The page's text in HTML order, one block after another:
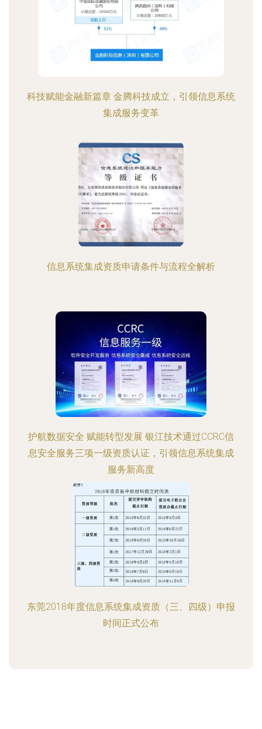
科技赋能金融新篇章 金腾科技成立，引领信息系统
集成服务变革
信息系统集成资质申请条件与流程全解析
护航数据安全 赋能转型发展 银江技术通过CCRC信
息安全服务三项一级资质认证，引领信息系统集成
服务新高度
东莞2018年度信息系统集成资质（三、四级）申报
时间正式公布